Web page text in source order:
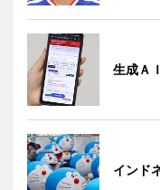
生成Ａ
インド